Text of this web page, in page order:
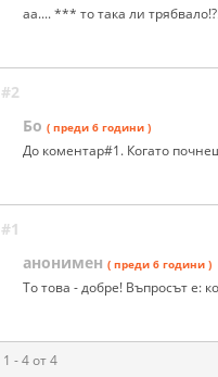
аа.... *** то така ли
#2
Бо ( преди 6 години )
До коментар#1. Когато
#1
анонимен ( преди 6 години )
То това - добре! Въпросът е:
1 - 4 от 4